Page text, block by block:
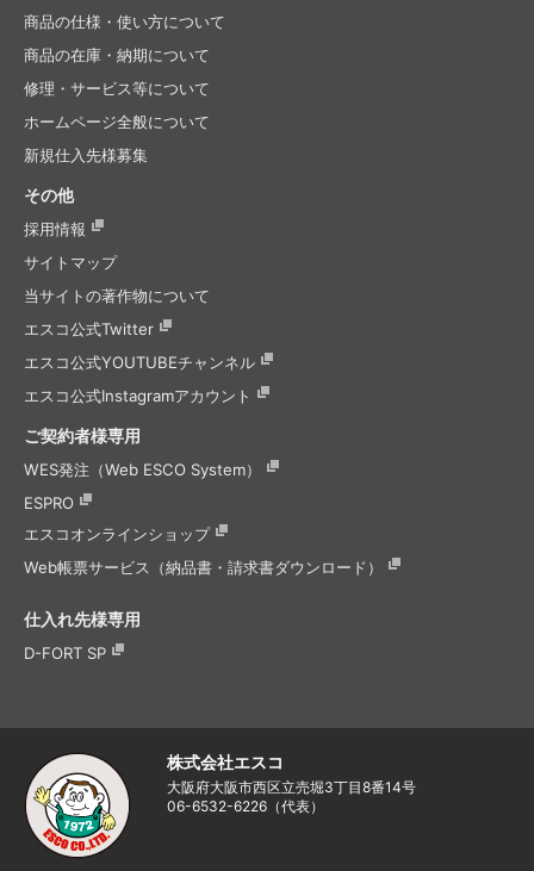
商品の仕様・使い方について
商品の在庫・納期について
修理・サービス等について
ホームページ全般について
新規仕入先様募集
その他
採用情報
サイトマップ
当サイトの著作物について
エスコ公式Twitter
エスコ公式YOUTUBEチャンネル
エスコ公式Instagramアカウント
ご契約者様専用
WES発注（Web ESCO System）
ESPRO
エスコオンラインショップ
Web帳票サービス（納品書・請求書ダウンロード）
仕入れ先様専用
D-FORT SP
株式会社エスコ
大阪府大阪市西区立売堀3丁目8番14号
06-6532-6226（代表）